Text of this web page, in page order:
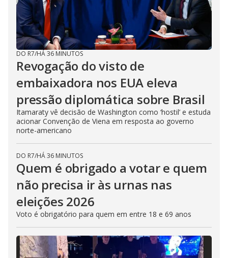
DO R7/HÁ 36 MINUTOS
Revogação do visto de
embaixadora nos EUA eleva
pressão diplomática sobre Brasil
Itamaraty vê decisão de Washington como ‘hostil’ e estuda
acionar Convenção de Viena em resposta ao governo
norte-americano
DO R7/HÁ 36 MINUTOS
Quem é obrigado a votar e quem
não precisa ir às urnas nas
eleições 2026
Voto é obrigatório para quem em entre 18 e 69 anos